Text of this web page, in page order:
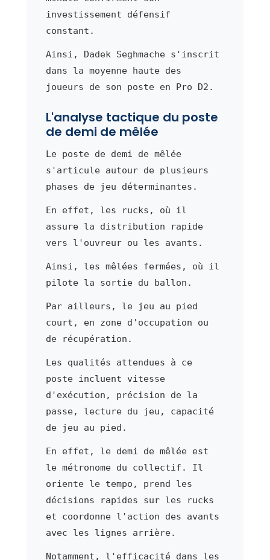
investissement défensif
constant.
Ainsi, Dadek Seghmache s'inscrit
dans la moyenne haute des
joueurs de son poste en Pro D2.
L'analyse tactique du poste
de demi de mêlée
Le poste de demi de mêlée
s'articule autour de plusieurs
phases de jeu déterminantes.
En effet, les rucks, où il
assure la distribution rapide
vers l'ouvreur ou les avants.
Ainsi, les mêlées fermées, où il
pilote la sortie du ballon.
Par ailleurs, le jeu au pied
court, en zone d'occupation ou
de récupération.
Les qualités attendues à ce
poste incluent vitesse
d'exécution, précision de la
passe, lecture du jeu, capacité
de jeu au pied.
En effet, le demi de mêlée est
le métronome du collectif. Il
oriente le tempo, prend les
décisions rapides sur les rucks
et coordonne l'action des avants
avec les lignes arrière.
Notamment, l'efficacité dans les